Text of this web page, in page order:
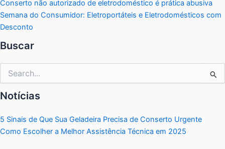
Conserto não autorizado de eletrodoméstico é prática abusiva
Semana do Consumidor: Eletroportáteis e Eletrodomésticos com
Desconto
Buscar
por:
Notícias
5 Sinais de Que Sua Geladeira Precisa de Conserto Urgente
Como Escolher a Melhor Assistência Técnica em 2025